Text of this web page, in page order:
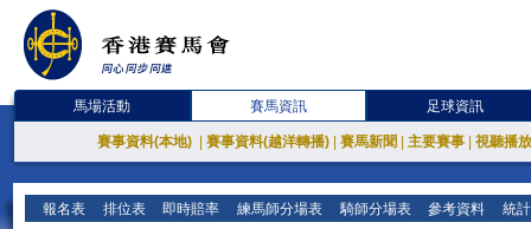
馬場活動 賽馬資訊 足球資訊
賽事資料(本地) 賽事資料(越洋轉播) 賽馬新聞 主要賽事 視聽播
報名表 排位表 即時賠率 練馬師分場表 騎師分場表 參考資料 統